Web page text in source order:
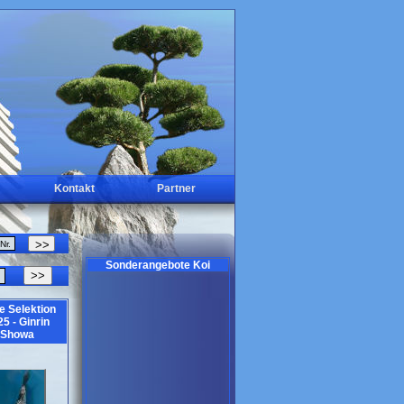
Kontakt Partner
>>
Selektion
- Ginrin
Showa
Sonderangebote Koi